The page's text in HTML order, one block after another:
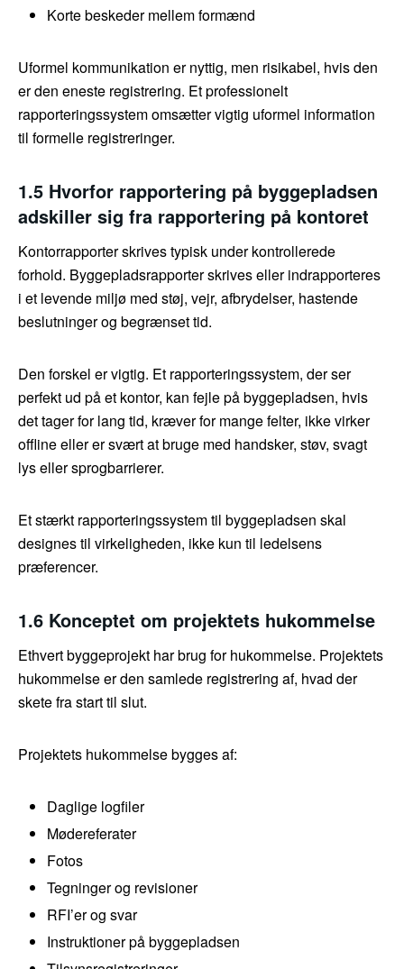
Korte beskeder mellem formænd
Uformel kommunikation er nyttig, men risikabel, hvis den
er den eneste registrering. Et professionelt
rapporteringssystem omsætter vigtig uformel information
til formelle registreringer.
1.5 Hvorfor rapportering på byggepladsen
adskiller sig fra rapportering på kontoret
Kontorrapporter skrives typisk under kontrollerede
forhold. Byggepladsrapporter skrives eller indrapporteres
i et levende miljø med støj, vejr, afbrydelser, hastende
beslutninger og begrænset tid.
Den forskel er vigtig. Et rapporteringssystem, der ser
perfekt ud på et kontor, kan fejle på byggepladsen, hvis
det tager for lang tid, kræver for mange felter, ikke virker
offline eller er svært at bruge med handsker, støv, svagt
lys eller sprogbarrierer.
Et stærkt rapporteringssystem til byggepladsen skal
designes til virkeligheden, ikke kun til ledelsens
præferencer.
1.6 Konceptet om projektets hukommelse
Ethvert byggeprojekt har brug for hukommelse. Projektets
hukommelse er den samlede registrering af, hvad der
skete fra start til slut.
Projektets hukommelse bygges af:
Daglige logfiler
Mødereferater
Fotos
Tegninger og revisioner
RFI’er og svar
Instruktioner på byggepladsen